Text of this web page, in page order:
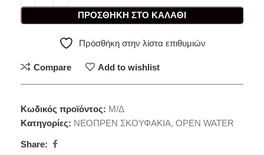
ΠΡΟΣΘΉΚΗ ΣΤΟ ΚΑΛΆΘΙ
Πρόσθήκη στην λίστα επιθυμιών
Compare Add to wishlist
Κωδικός προϊόντος: Μ/Δ
Κατηγορίες: ΝΕΟΠΡΕΝ ΣΚΟΥΦΑΚΙΑ, OPEN WATER
Share: